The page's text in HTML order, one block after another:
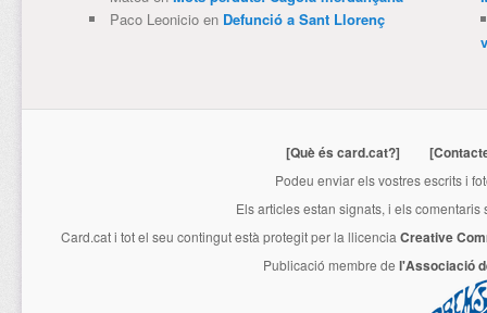
Paco Leonicioen Defunció a Sant Llorenç
[Què és card.cat?]
Podeu enviar els vostres escrits i
Els articles estan signats, i els
Card.cati tot el seu contingut està protegit per la llicencia Creative
Publicació membre de l'Associació